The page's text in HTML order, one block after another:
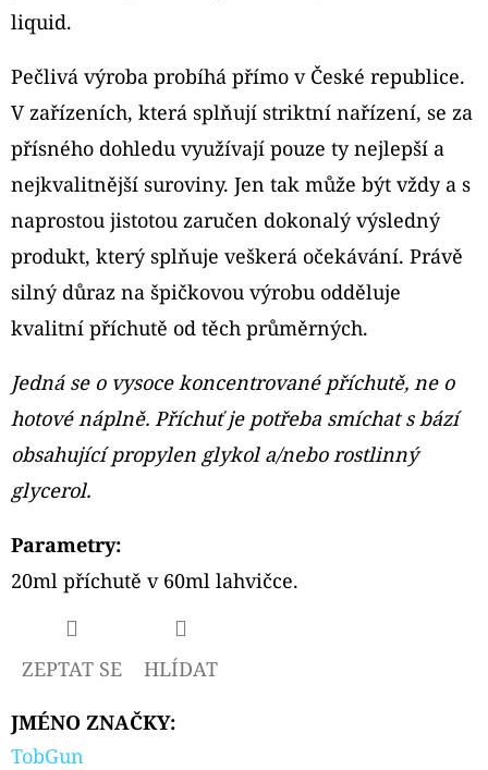
liquid.
Pečlivá výroba probíhá přímo v České republice.
V zařízeních, která splňují striktní nařízení, se za
přísného dohledu využívají pouze ty nejlepší a
nejkvalitnější suroviny. Jen tak může být vždy a s
naprostou jistotou zaručen dokonalý výsledný
produkt, který splňuje veškerá očekávání. Právě
silný důraz na špičkovou výrobu odděluje
kvalitní příchutě od těch průměrných.
Jedná se o vysoce koncentrované příchutě, ne o
hotové náplně. Příchuť je potřeba smíchat s bází
obsahující propylen glykol a/nebo rostlinný
glycerol.
Parametry:
20ml příchutě v 60ml lahvičce.
ZEPTAT SE HLÍDAT
JMÉNO ZNAČKY:
TobGun